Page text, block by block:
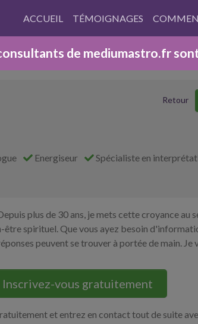
ACCUEIL TÉMOIGNAGES
de mediumastro.fr
Retour
Energiseur Spécialiste en
plus de 30 ans, je mets cette croyance au
être spirituel. Que vous ayez besoin
peuvent se trouver à portée de main. Je
Inscrivez-vous gratuitement
et entrez en contact tout de suite